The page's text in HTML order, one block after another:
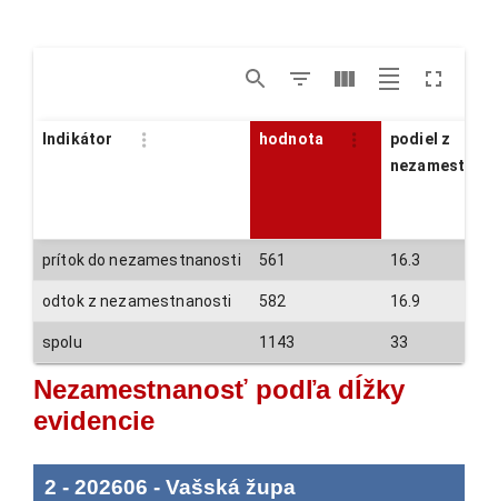
Indikátor hodnota
podiel z
prítok do nezamestnanosti 561 16.3
odtok z nezamestnanosti 582 16.9
spolu 1143 33
Nezamestnanosť podľa dĺžky
evidencie
2 - 202606 - Vašská župa